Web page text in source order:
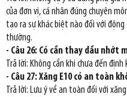
của đơn vị, cá nhân đúng chuyên
tạo ra sự khác biệt nào đối với
thường.
- Câu 26: Có cần thay dầu nhớt
Trả lời: Không cần khi chưa đến
- Câu 27: Xăng E10 có an toàn
Trả lời: Lưu ý về an toàn đối với